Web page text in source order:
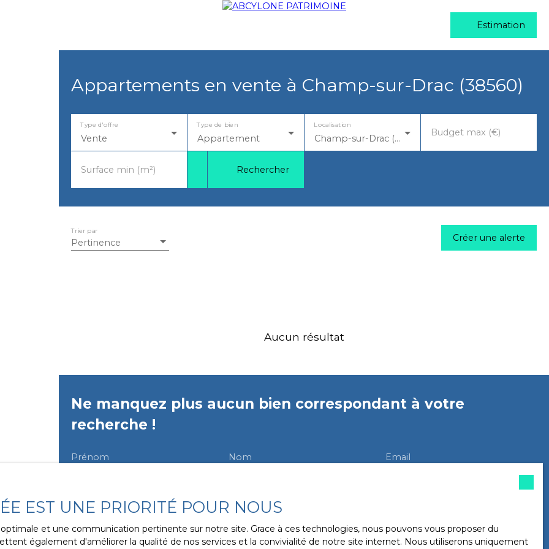
Estimation
Appartements en vente à Champ-sur-Drac (38560)
Vente
Type d'offre
Appartement
Type de bien
Champ-sur-Drac (38560)
Localisation
Budget max (€)
Surface min (m²) Rechercher
Pertinence
Trier par
Créer une alerte
Aucun résultat
Ne manquez plus aucun bien correspondant à votre
recherche !
Prénom Nom Email
EST UNE PRIORITÉ POUR NOUS
et une communication pertinente sur notre site. Grace à ces technologies, nous pouvons vous proposer du
également d'améliorer la qualité de nos services et la convivialité de notre site internet. Nous utiliserons uniquement